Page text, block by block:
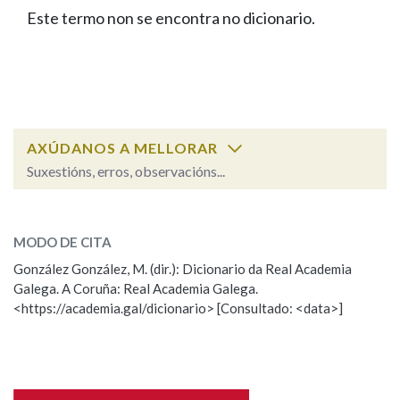
FIGURAS HOMENAXEADAS
PORTAL DAS PALABRAS
Facebook
TwitterYoutubeInstagram
Bluesky
BUSCAR NOS LEMAS
Remata por
BUSCAR NO CONTIDO
Nas definicións
Este termo non se encontra no dicionario.
AXÚDANOS A MELLORAR
Suxestións, erros, observacións...
Observación
Nome
MODO DE CITA
González González, M. (dir.): Dicionario da Real Academia
Galega. A Coruña: Real Academia Galega.
<https://academia.gal/dicionario> [Consultado: <data>]